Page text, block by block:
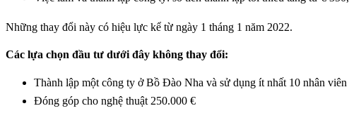
Những thay đổi này có hiệu lực kể từ ngày 1 tháng 1 năm 2022.
Các lựa chọn đầu tư dưới đây không thay đổi:
Thành lập một công ty ở Bồ Đào Nha và sử dụng ít nhất 10 nhân
Đóng góp cho nghệ thuật 250.000 €